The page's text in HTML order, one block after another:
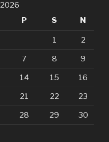
P S N
1 2
7 8 9
14 15 16
21 22 23
28 29 30